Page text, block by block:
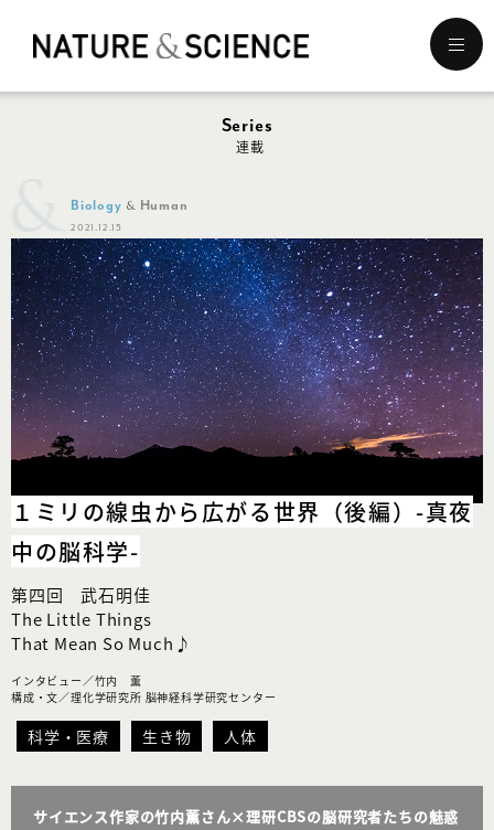
メ
ニ
ュ
Series
連載
Biology Human
2021.12.15
１ミリの線虫から広がる世界（後編） -真夜
中の脳科学-
第四回 武石明佳
The Little Things
That Mean So Much♪
インタビュー／竹内 薫
構成・文／理化学研究所 脳神経科学研究センター
科学・医療 生き物 人体
サイエンス作家の竹内薫さん×理研CBSの脳研究者たちの魅惑